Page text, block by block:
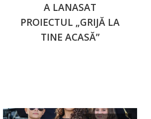
A LANASAT
PROIECTUL „GRIJĂ LA
TINE ACASĂ”